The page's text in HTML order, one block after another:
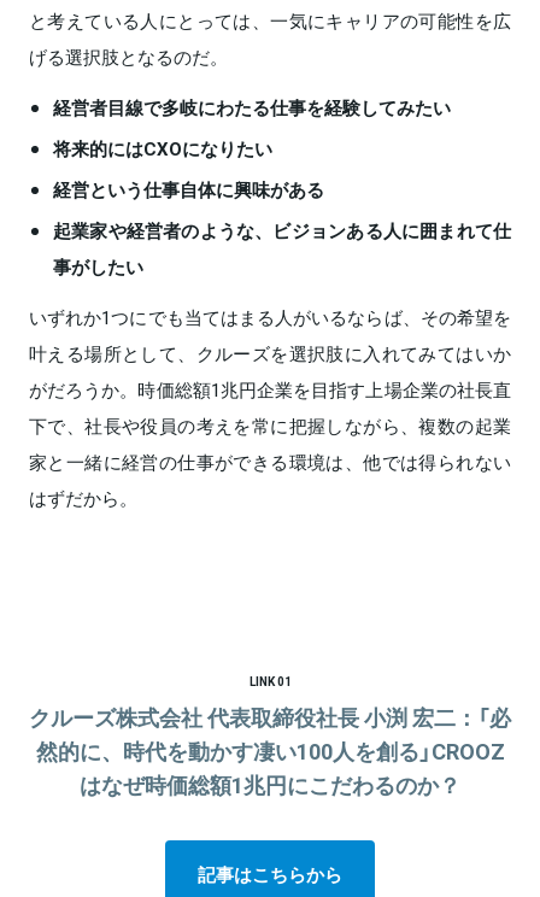
と考えている人にとっては、一気にキャリアの可能性を広
げる選択肢となるのだ。
経営者目線で多岐にわたる仕事を経験してみたい
将来的にはCXOになりたい
経営という仕事自体に興味がある
起業家や経営者のような、ビジョンある人に囲まれて仕
事がしたい
いずれか1つにでも当てはまる人がいるならば、その希望を
叶える場所として、クルーズを選択肢に入れてみてはいか
がだろうか。時価総額1兆円企業を目指す上場企業の社長直
下で、社長や役員の考えを常に把握しながら、複数の起業
家と一緒に経営の仕事ができる環境は、他では得られない
はずだから。
LINK 01
クルーズ株式会社 代表取締役社長 小渕 宏二：「必
然的に、時代を動かす凄い100人を創る」CROOZ
はなぜ時価総額1兆円にこだわるのか？
記事はこちらから